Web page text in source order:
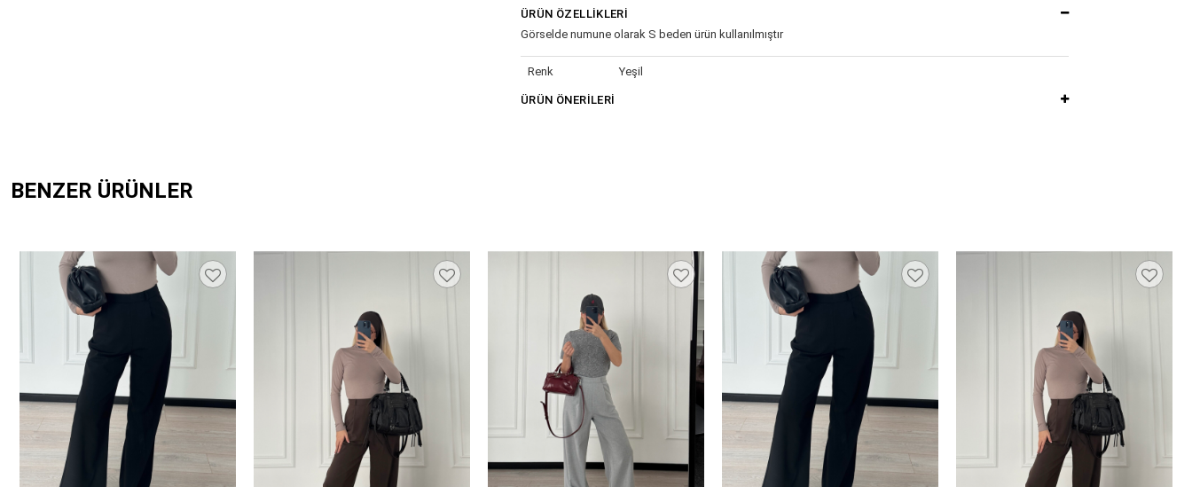
ÜRÜN ÖZELLIKLERI
Görselde numune olarak S beden ürün kullanılmıştır
Renk Yeşil
ÜRÜN ÖNERILERI
BENZER ÜRÜNLER